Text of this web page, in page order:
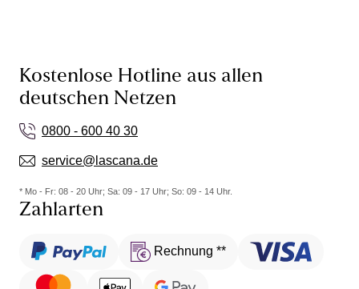
Kostenlose Hotline aus allen
deutschen Netzen
0800 - 600 40 30
service@lascana.de
* Mo - Fr: 08 - 20 Uhr; Sa: 09 - 17 Uhr; So: 09 - 14 Uhr.
Zahlarten
Rechnung **